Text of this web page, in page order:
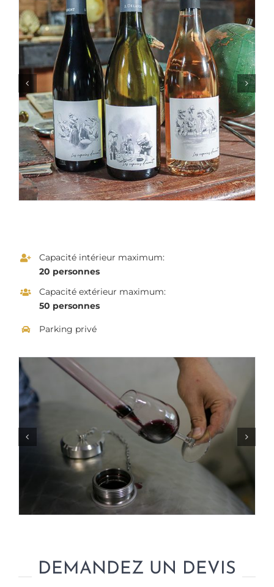
Capacité intérieur maximum:
20 personnes
Capacité extérieur maximum:
50 personnes
Parking privé
DEMANDEZ UN DEVIS